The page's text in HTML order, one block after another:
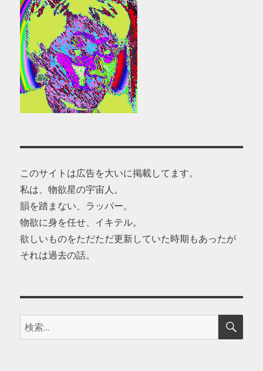
このサイトは広告を大いに掲載してます。
私は、物欲星の宇宙人。
韻を踏まない、ラッパー。
物欲に身を任せ、イキテル。
欲しいものをただただ更新していた時期もあったが
それは過去の話。
検
索:
検